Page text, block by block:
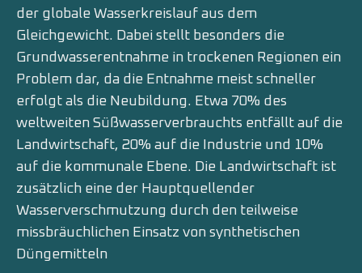
der globale Wasserkreislauf aus dem
Gleichgewicht. Dabei stellt besonders die
Grundwasserentnahme in trockenen Regionen ein
Problem dar, da die Entnahme meist schneller
erfolgt als die Neubildung. Etwa 70% des
weltweiten Süßwasserverbrauchts entfällt auf die
Landwirtschaft, 20% auf die Industrie und 10%
auf die kommunale Ebene. Die Landwirtschaft ist
zusätzlich eine der Hauptquellender
Wasserverschmutzung durch den teilweise
missbräuchlichen Einsatz von synthetischen
Düngemitteln